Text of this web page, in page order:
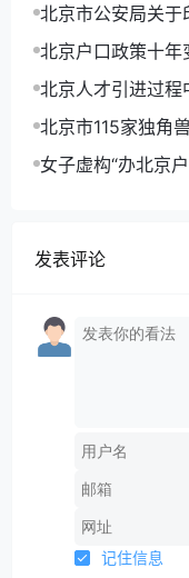
北京市公安局关
定(试行)的通知
北京户口政策十年
趋势分析
北京人才引进过
操作？
北京市115家独角
女子虚构“办北京
发表评论
记住信息